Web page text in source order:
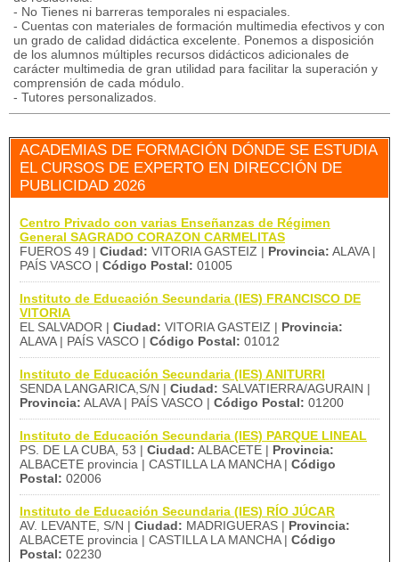
- No Tienes ni barreras temporales ni espaciales.
- Cuentas con materiales de formación multimedia efectivos y con
un grado de calidad didáctica excelente. Ponemos a disposición
de los alumnos múltiples recursos didácticos adicionales de
carácter multimedia de gran utilidad para facilitar la superación y
comprensión de cada módulo.
- Tutores personalizados.
ACADEMIAS DE FORMACIÓN DÓNDE SE ESTUDIA
EL CURSOS DE EXPERTO EN DIRECCIÓN DE
PUBLICIDAD 2026
Centro Privado con varias Enseñanzas de Régimen
General SAGRADO CORAZON CARMELITAS
FUEROS 49 | Ciudad: VITORIA GASTEIZ | Provincia: ALAVA |
PAÍS VASCO | Código Postal: 01005
Instituto de Educación Secundaria (IES) FRANCISCO DE
VITORIA
EL SALVADOR | Ciudad: VITORIA GASTEIZ | Provincia:
ALAVA | PAÍS VASCO | Código Postal: 01012
Instituto de Educación Secundaria (IES) ANITURRI
SENDA LANGARICA,S/N | Ciudad: SALVATIERRA/AGURAIN |
Provincia: ALAVA | PAÍS VASCO | Código Postal: 01200
Instituto de Educación Secundaria (IES) PARQUE LINEAL
PS. DE LA CUBA, 53 | Ciudad: ALBACETE | Provincia:
ALBACETE provincia | CASTILLA LA MANCHA | Código
Postal: 02006
Instituto de Educación Secundaria (IES) RÍO JÚCAR
AV. LEVANTE, S/N | Ciudad: MADRIGUERAS | Provincia:
ALBACETE provincia | CASTILLA LA MANCHA | Código
Postal: 02230